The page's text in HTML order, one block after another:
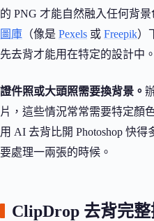
的 PNG 才能自然融入任何背
圖庫 （像是 Pexels 或 Freepik）
先去背才能用在特定的設計中。
證件照或大頭照需要換背景。
片，這些情況常常需要特定顏
用 AI 去背比開 Photoshop 快
要處理一兩張的時候。
ClipDrop 去背完